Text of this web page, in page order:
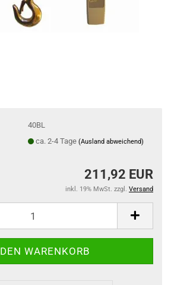
40BL
ca. 2-4 Tage (Ausland abweichend)
211,92 EUR
inkl. 19% MwSt. zzgl. Versand